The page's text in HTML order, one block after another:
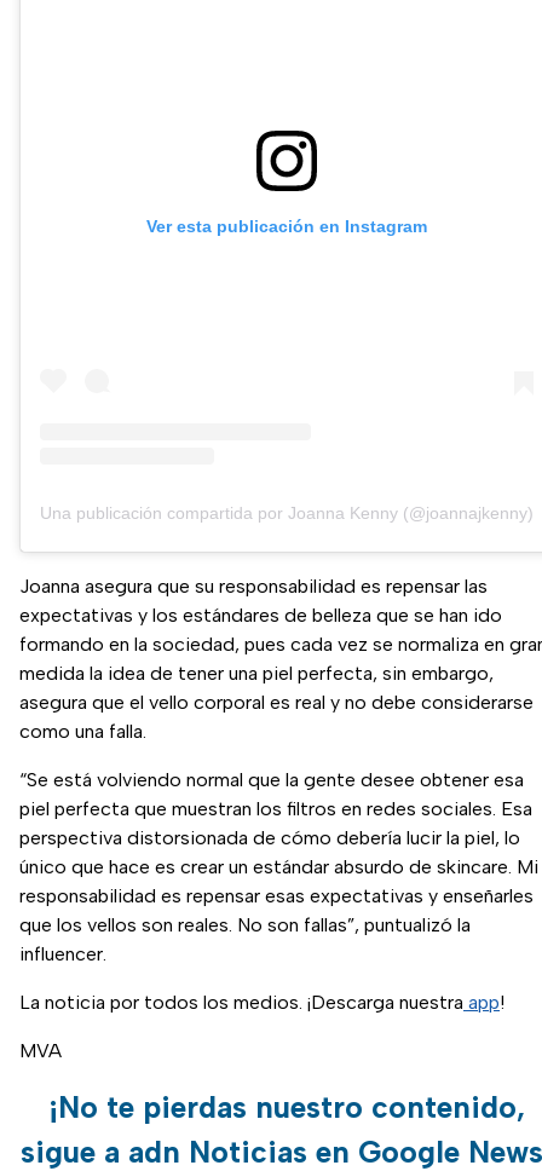
Ver esta publicación en Instagram
Una publicación compartida por Joanna Kenny (@joannajkenny)
Joanna asegura que su responsabilidad es repensar las
expectativas y los estándares de belleza que se han ido
formando en la sociedad, pues cada vez se normaliza en
medida la idea de tener una piel perfecta, sin embargo,
asegura que el vello corporal es real y no debe considerarse
como una falla.
“Se está volviendo normal que la gente desee obtener esa
piel perfecta que muestran los filtros en redes sociales. Esa
perspectiva distorsionada de cómo debería lucir la piel, lo
único que hace es crear un estándar absurdo de skincare. Mi
responsabilidad es repensar esas expectativas y enseñarles
que los vellos son reales. No son fallas”, puntualizó la
influencer.
La noticia por todos los medios. ¡Descarga nuestra app!
MVA
¡No te pierdas nuestro contenido,
sigue a adn Noticias en Google